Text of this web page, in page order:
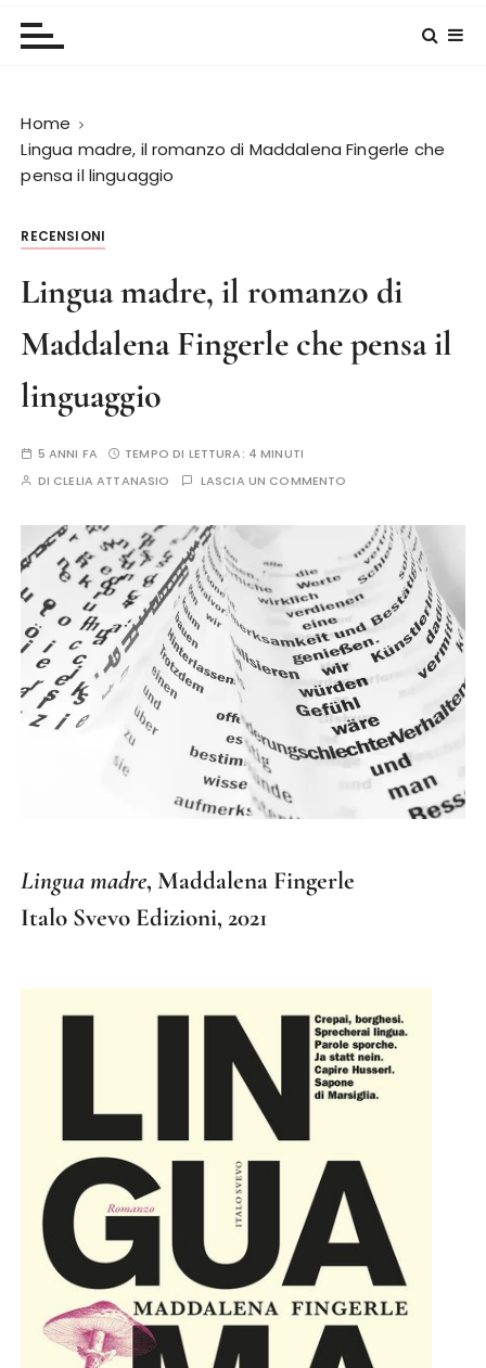
Home
Lingua madre, il romanzo di Maddalena Fingerle che
pensa il linguaggio
RECENSIONI
Lingua madre, il romanzo di
Maddalena Fingerle che pensa il
linguaggio
5 ANNI FA TEMPO DI LETTURA: 4 MINUTI
DI CLELIA ATTANASIO LASCIA UN COMMENTO
Lingua madre, Maddalena Fingerle
Italo Svevo Edizioni, 2021